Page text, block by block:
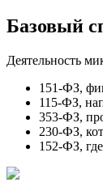
Базовый
Деятельность
151-ФЗ,
115-ФЗ,
353-ФЗ,
230-ФЗ,
152-ФЗ,